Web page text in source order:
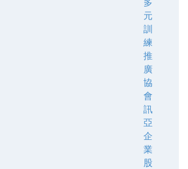
元
訓
練
推
廣
協
會
訊
亞
企
業
股